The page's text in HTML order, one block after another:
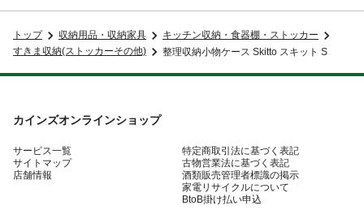
トップ 収納用品・収納家具
キッチン収納・食器棚・ストッカー
すきま収納(ストッカーその他)
整理収納小物ケース Skitto スキット S
カインズオンラインショップ
サービス一覧
サイトマップ
店舗情報
特定商取引法に基づく表記
古物営業法に基づく表記
酒類販売管理者標識の掲示
家電リサイクルについて
BtoB掛け払い申込